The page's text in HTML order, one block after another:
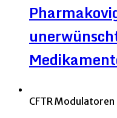
CFTR Modulatoren